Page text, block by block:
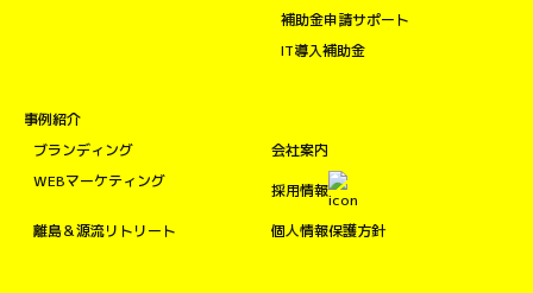
補助金申請サポート
IT導入補助金
事例紹介
ブランディング
WEBマーケティング
離島＆源流リトリート
会社案内
採用情報
個人情報保護方針